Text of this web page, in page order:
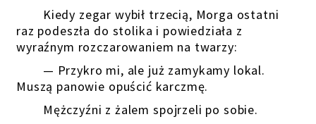
Kiedy zegar wybił trzecią, Morga ostatni
raz podeszła do stolika i powiedziała z
wyraźnym rozczarowaniem na twarzy:
— Przykro mi, ale już zamykamy lokal.
Muszą panowie opuścić karczmę.
Mężczyźni z żalem spojrzeli po sobie.